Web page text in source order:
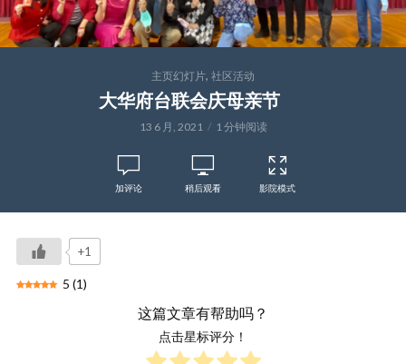
主页幻灯片, 社区活动
大华府台联会庆母亲节
13 6 月, 2021 1 分钟阅读
加评论 稍后观看 影院模式
+1
5 (1)
这篇文章有帮助吗？
点击星标评分！